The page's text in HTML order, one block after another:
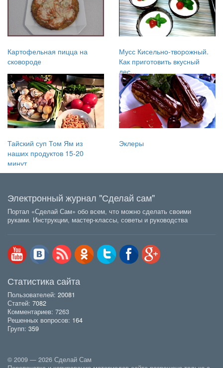
Картофельная пицца на
сковороде
Мусс Кисельно-творожный.
Как приготовить вкусный
дес...
Тайский суп Том Ям из
наших продуктов 15-20
минут
Эклеры
Электронный журнал "Сделай сам"
Портал «Сделай Сам» обо всем, что можно сделать своими
руками. Инструкции, мастер-классы, советы и руководства
Статистика сайта
Пользователей: 20081
Статей: 7082
Комментариев: 7263
Решенных вопросов: 164
Групп: 359
© 2009 — 2026 Сделай Сам